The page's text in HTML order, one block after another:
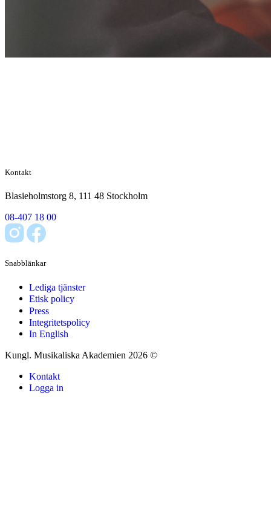
Kontakt
Blasieholmstorg 8, 111 48 Stockholm
08-407 18 00
Snabblänkar
Lediga tjänster
Etisk policy
Press
Integritetspolicy
In English
Kungl. Musikaliska Akademien 2026 ©
Kontakt
Logga in